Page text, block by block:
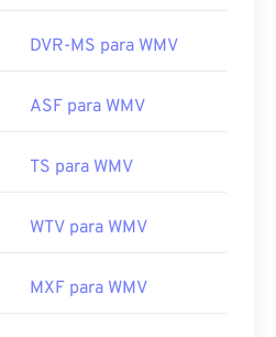
precisar de uma
1999
wiki/Windows_Media_Video
wiki/
DVR-MS para WMV
ASF para WMV
TS para WMV
WTV para WMV
MXF para WMV